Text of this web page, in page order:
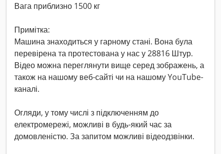
Вага приблизно 1500 кг
Примітка:
Машина знаходиться у гарному стані. Вона була
перевірена та протестована у нас у 28816 Штур.
Відео можна переглянути вище серед зображень, а
також на нашому веб-сайті чи на нашому YouTube-
каналі.
Огляди, у тому числі з підключенням до
електромережі, можливі в будь-який час за
домовленістю. За запитом можливі відеодзвінки.